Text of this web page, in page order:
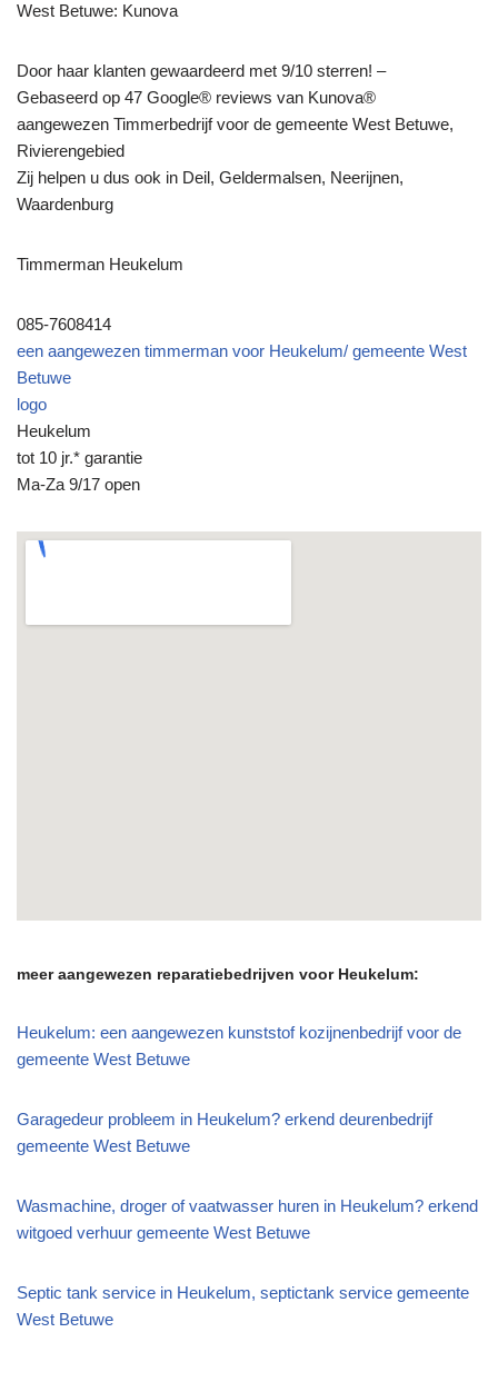
West Betuwe: Kunova
Door haar klanten gewaardeerd met 9/10 sterren! –
Gebaseerd op 47 Google® reviews van Kunova®
aangewezen Timmerbedrijf voor de gemeente West Betuwe,
Rivierengebied
Zij helpen u dus ook in Deil, Geldermalsen, Neerijnen,
Waardenburg
Timmerman Heukelum
085-7608414
een aangewezen timmerman voor Heukelum/ gemeente West
Betuwe
logo
Heukelum
tot 10 jr.* garantie
Ma-Za 9/17 open
meer aangewezen reparatiebedrijven voor Heukelum:
Heukelum: een aangewezen kunststof kozijnenbedrijf voor de
gemeente West Betuwe
Garagedeur probleem in Heukelum? erkend deurenbedrijf
gemeente West Betuwe
Wasmachine, droger of vaatwasser huren in Heukelum? erkend
witgoed verhuur gemeente West Betuwe
Septic tank service in Heukelum, septictank service gemeente
West Betuwe